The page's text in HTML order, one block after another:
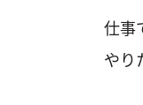
仕事
やり